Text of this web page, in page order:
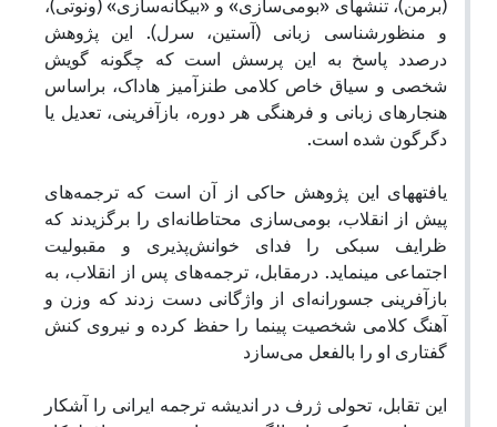
(برمن)، تنش‏های «بومی‌سازی» و «بیگانه‌سازی» (ونوتی)،
و منظورشناسی زبانی (آستین، سرل). این پژوهش
درصدد پاسخ به این پرسش است که چگونه گویش
شخصی و سیاق خاص کلامی طنزآمیز هاداک، براساس
هنجارهای زبانی و فرهنگی هر دوره، بازآفرینی، تعدیل یا
دگرگون شده است.
یافته‏های این پژوهش حاکی از آن است که ترجمه‌های
پیش از انقلاب، بومی‌سازی محتاطانه‌ای را برگزیدند که
ظرایف سبکی را فدای خوانش‌پذیری و مقبولیت
اجتماعی می‏نماید. درمقابل، ترجمه‌های پس از انقلاب، به
بازآفرینی جسورانه‌ای از واژگانی دست زدند که وزن و
آهنگ کلامی شخصیت پی‏نما را حفظ کرده و نیروی کنش
گفتاری او را بالفعل می‌سازد
این تقابل، تحولی ژرف در اندیشه ترجمه ایرانی را آشکار